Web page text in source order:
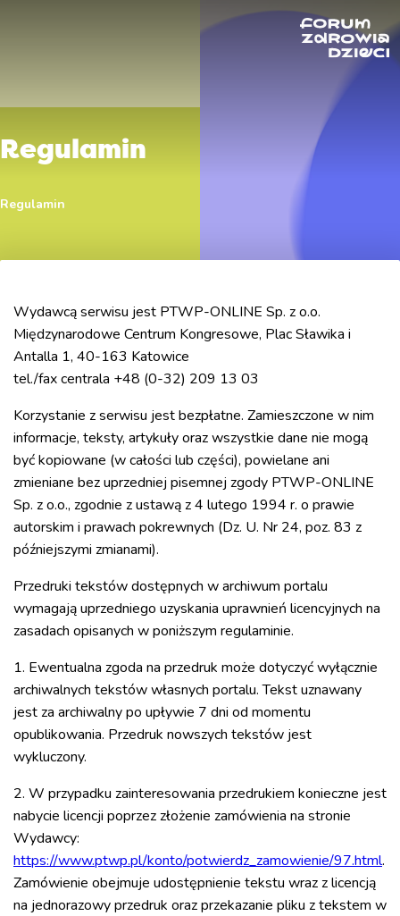
Regulamin
Regulamin
Wydawcą serwisu jest PTWP-ONLINE Sp. z o.o.
Międzynarodowe Centrum Kongresowe, Plac Sławika i
Antalla 1, 40-163 Katowice
tel./fax centrala +48 (0-32) 209 13 03
Korzystanie z serwisu jest bezpłatne. Zamieszczone w nim
informacje, teksty, artykuły oraz wszystkie dane nie mogą
być kopiowane (w całości lub części), powielane ani
zmieniane bez uprzedniej pisemnej zgody PTWP-ONLINE
Sp. z o.o., zgodnie z ustawą z 4 lutego 1994 r. o prawie
autorskim i prawach pokrewnych (Dz. U. Nr 24, poz. 83 z
późniejszymi zmianami).
Przedruki tekstów dostępnych w archiwum portalu
wymagają uprzedniego uzyskania uprawnień licencyjnych na
zasadach opisanych w poniższym regulaminie.
1. Ewentualna zgoda na przedruk może dotyczyć wyłącznie
archiwalnych tekstów własnych portalu. Tekst uznawany
jest za archiwalny po upływie 7 dni od momentu
opublikowania. Przedruk nowszych tekstów jest
wykluczony.
2. W przypadku zainteresowania przedrukiem konieczne jest
nabycie licencji poprzez złożenie zamówienia na stronie
Wydawcy:
https://www.ptwp.pl/konto/potwierdz_zamowienie/97.html.
Zamówienie obejmuje udostępnienie tekstu wraz z licencją
na jednorazowy przedruk oraz przekazanie pliku z tekstem w